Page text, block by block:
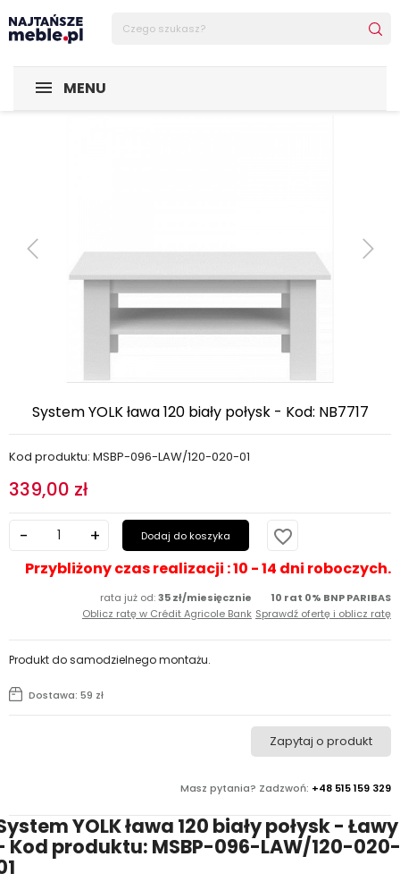
MENU
Sklep Najtańsze-meble
System YOLK ława 120 biały połysk - Kod: NB7717
Kod produktu: MSBP-096-LAW/120-020-01
339,00 zł
Dodaj do koszyka favorite_border
Przybliżony czas realizacji : 10 - 14 dni roboczych.
rata już od:35 zł/miesięcznie
Oblicz ratę w Crédit Agricole Bank
10 rat 0% BNP PARIBAS
Sprawdź ofertę i oblicz ratę
Masz pytania? Zadzwoń: +48 515 159 329
Zapytaj o produkt
Dostawa: 59 zł
Produkt do samodzielnego montażu.
YOLK ława 120 biały połysk - Ławy
Kod produktu: MSBP-096-LAW/120-020-